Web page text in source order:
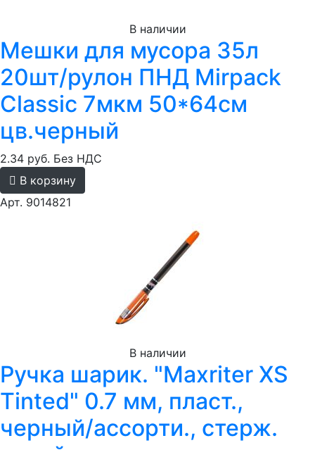
В наличии
Мешки для мусора 35л
20шт/рулон ПНД Mirpack
Classic 7мкм 50*64см
цв.черный
2.34 руб. Без НДС
В корзину
Арт. 9014821
В наличии
Ручка шарик. "Maxriter XS
Tinted" 0.7 мм, пласт.,
черный/ассорти., стерж.